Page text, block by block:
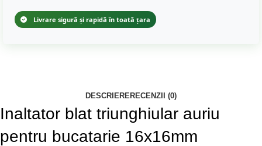
Livrare sigură și rapidă în toată țara
DESCRIERE RECENZII (0)
Inaltator blat triunghiular auriu
pentru bucatarie 16x16mm